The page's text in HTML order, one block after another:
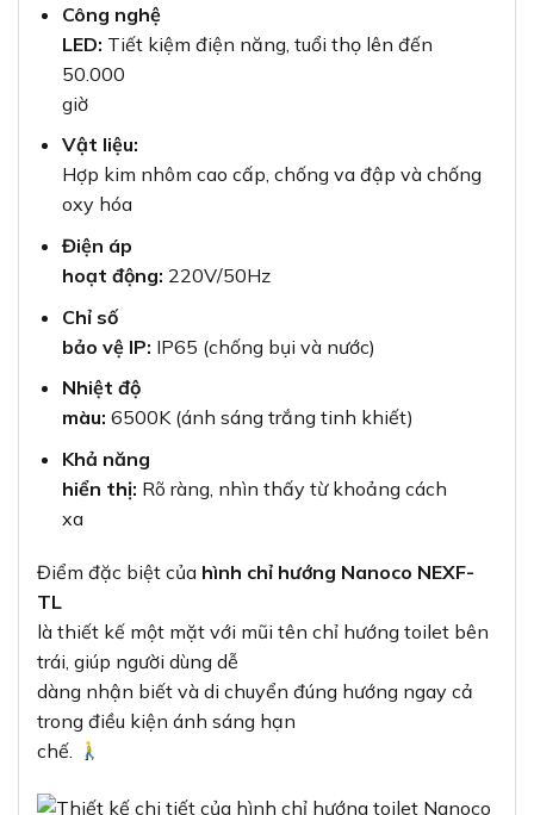
Công nghệ
LED: Tiết kiệm điện năng, tuổi thọ lên đến
50.000
giờ
Vật liệu:
Hợp kim nhôm cao cấp, chống va đập và chống
oxy hóa
Điện áp
hoạt động: 220V/50Hz
Chỉ số
bảo vệ IP: IP65 (chống bụi và nước)
Nhiệt độ
màu: 6500K (ánh sáng trắng tinh khiết)
Khả năng
hiển thị: Rõ ràng, nhìn thấy từ khoảng cách
xa
Điểm đặc biệt của hình chỉ hướng Nanoco NEXF-
TL
là thiết kế một mặt với mũi tên chỉ hướng toilet bên
trái, giúp người dùng dễ
dàng nhận biết và di chuyển đúng hướng ngay cả
trong điều kiện ánh sáng hạn
chế.